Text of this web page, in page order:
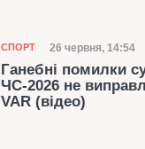
Категорія
СПОРТ Дата
26 червня, 14:54
Ганебні помилки
ЧС-2026 не
VAR (відео)